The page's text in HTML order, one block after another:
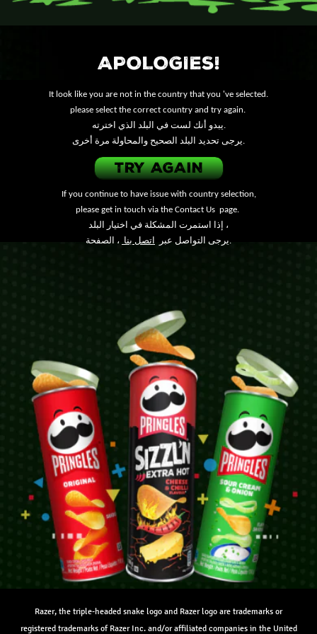
APOLOGIES!
It look like you are not in the country that you 've selected.
please select the correct country and try again.
يبدو أنك لست في البلد الذي اخترته.
يرجى تحديد البلد الصحيح والمحاولة مرة أخرى.
TRY AGAIN
If you continue to have issue with country selection,
please get in touch via the Contact Us page.
إذا استمرت المشكلة في اختيار البلد ،
يرجى التواصل عبر
اتصل بنا ، الصفحة.
Razer, the triple-headed snake logo and Razer logo are trademarks or
registered trademarks of Razer Inc. and/or affiliated companies in the United